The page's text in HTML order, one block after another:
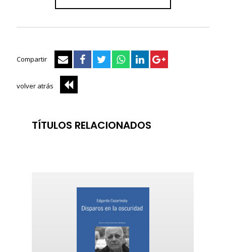
Compartir
volver atrás
TÍTULOS RELACIONADOS